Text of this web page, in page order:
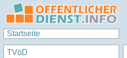
Startseite
TVöD